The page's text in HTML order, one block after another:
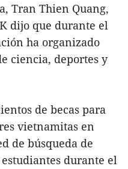
Tran Thien Quang,
dijo que durante el
ha organizado
ciencia, deportes y
de becas para
vietnamitas en
de búsqueda de
durante el